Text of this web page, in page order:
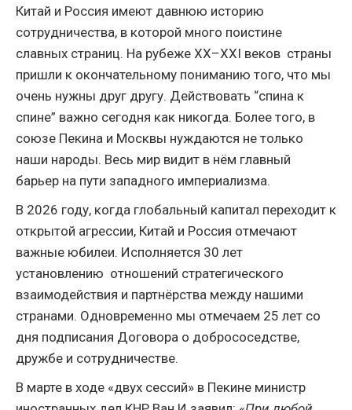
Китай и Россия имеют давнюю историю
сотрудничества, в которой много поистине
славных страниц. На рубеже XX–XXI веков страны
пришли к окончательному пониманию того, что мы
очень нужны друг другу. Действовать “спина к
спине” важно сегодня как никогда. Более того, в
союзе Пекина и Москвы нуждаются не только
наши народы. Весь мир видит в нём главный
барьер на пути западного империализма.
В 2026 году, когда глобальный капитал переходит к
открытой агрессии, Китай и Россия отмечают
важные юбилеи. Исполняется 30 лет
установлению отношений стратегического
взаимодействия и партнёрства между нашими
странами. Одновременно мы отмечаем 25 лет со
дня подписания Договора о добрососедстве,
дружбе и сотрудничестве.
В марте в ходе «двух сессий» в Пекине министр